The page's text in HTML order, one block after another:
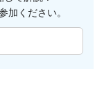
加ください。